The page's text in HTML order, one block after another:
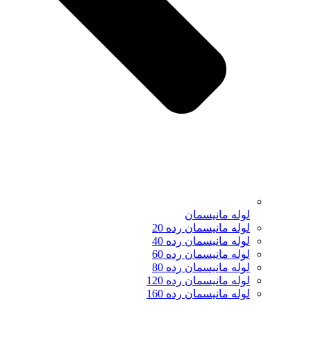
لوله مانیسمان
لوله مانیسمان رده 20
لوله مانیسمان رده 40
لوله مانیسمان رده 60
لوله مانیسمان رده 80
لوله مانیسمان رده 120
لوله مانیسمان رده 160